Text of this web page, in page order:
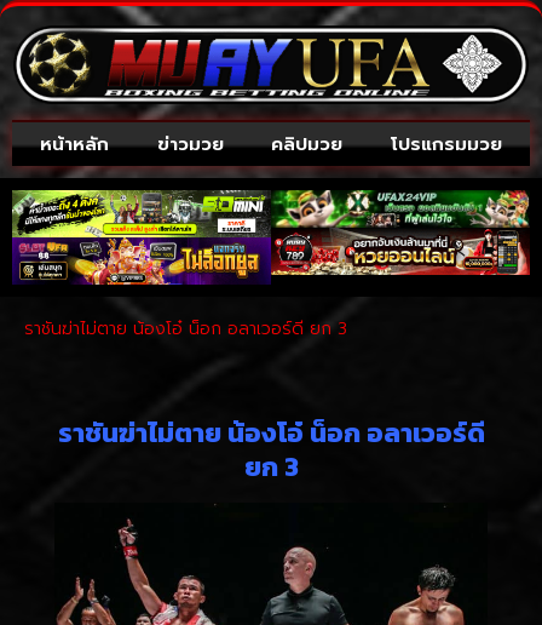
หน้าหลัก ข่าวมวย คลิปมวย โปรแกรมมวย
ราชันฆ่าไม่ตาย น้องโอ๋ น็อก อลาเวอร์ดี ยก 3
ราชันฆ่าไม่ตาย น้องโอ๋ น็อก อลาเวอร์ดี
ยก 3